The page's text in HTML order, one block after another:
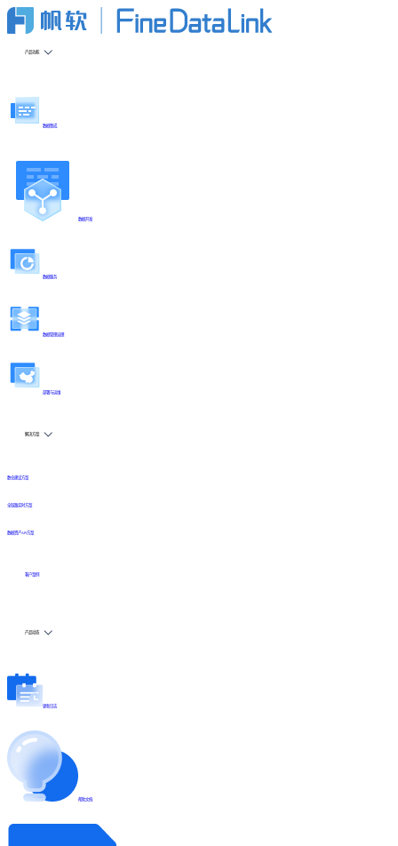
产品功能
数据集成
数据开发
数据服务
数据管理治理
部署与运维
解决方案
数仓建设方案
全链路实时方案
数据资产API方案
客户案例
产品动态
更新日志
帮助文档